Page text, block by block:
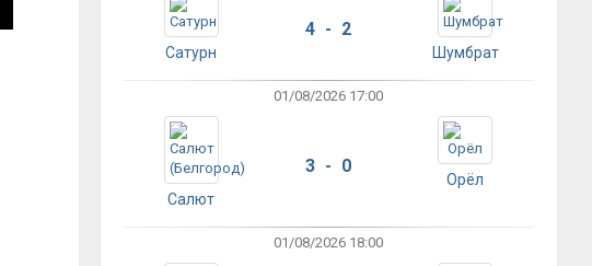
Сатурн
4 - 2
Шумбрат
01/08/2026 17:00
Салют
3 - 0
Орёл
01/08/2026 18:00